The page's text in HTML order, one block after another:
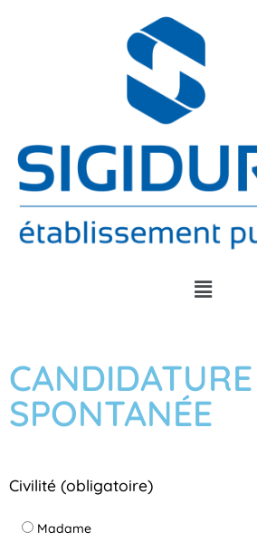
CANDIDATURE
SPONTANÉE
Civilité (obligatoire)
Madame